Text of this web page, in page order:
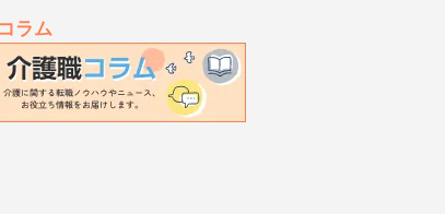
ラム